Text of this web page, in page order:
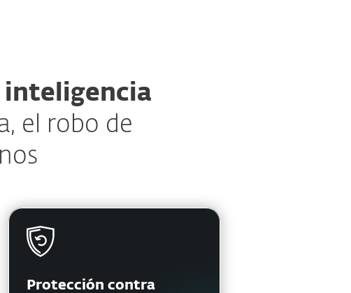
inteligencia
el robo de
Protección contra